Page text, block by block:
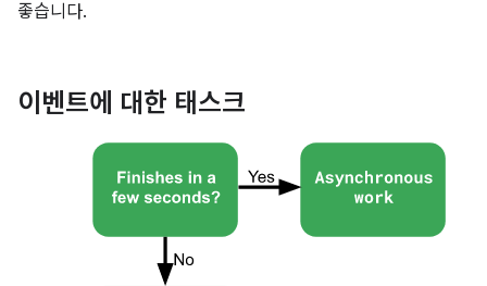
좋습니다.
이벤트에 대한 태스크